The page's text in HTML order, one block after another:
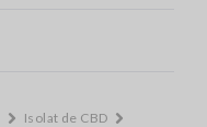
Isolat de CBD